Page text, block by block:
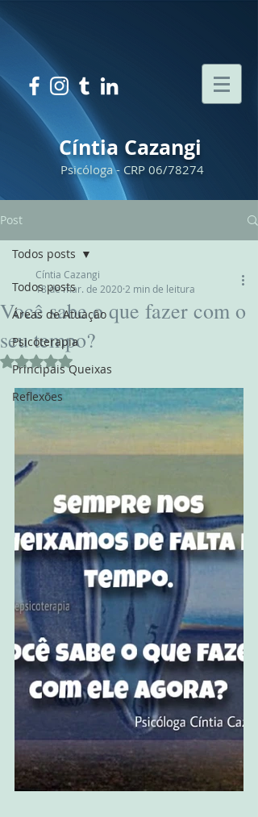
Cíntia Cazangi
Psicóloga - CRP 06/78274
Post
Todos posts
Áreas de Atuação
Psicoterapia
Principais Queixas
Reflexões
Todos posts
Você sabe o que fazer com o
seu tempo?
Cíntia Cazangi
18 de mar. de 2020 2 min de leitura
Avaliado com NaN de 5 estrelas.